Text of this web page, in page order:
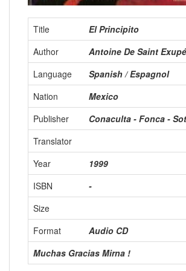
Title
El Principito
Author
Antoine De Saint
Language
Spanish / Espagnol
Nation
Mexico
Publisher
Conaculta - Fonca -
Translator
Year
1999
ISBN
-
Size
Format
Audio CD
Muchas Gracias Mirna !